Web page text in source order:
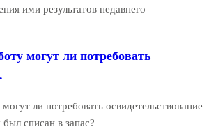
ими результатов недавнего
могут ли потребовать
ли потребовать освидетельствование
списан в запас?